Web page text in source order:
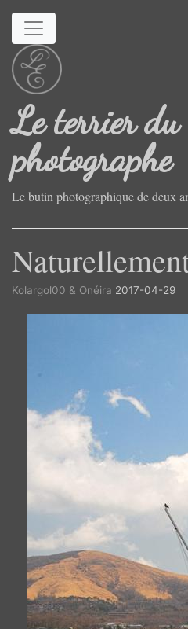
Aller au contenu principal
Le terrier
photographe
Le butin photographique de deux
Kolargol00 & Onéira 2017-04-29